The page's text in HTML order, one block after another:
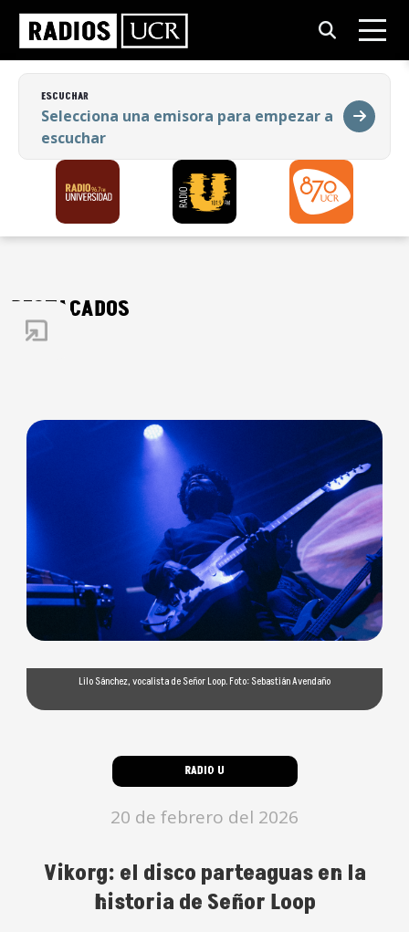
ESCUCHAR
Selecciona una emisora para empezar a
escuchar
ESCUCHAR
Selecciona una emisora para empezar a
escuchar
DESTACADOS
Lilo Sánchez, vocalista de Señor Loop. Foto: Sebastián Avendaño
RADIO U
20 de febrero del 2026
Vikorg: el disco parteaguas en la
historia de Señor Loop